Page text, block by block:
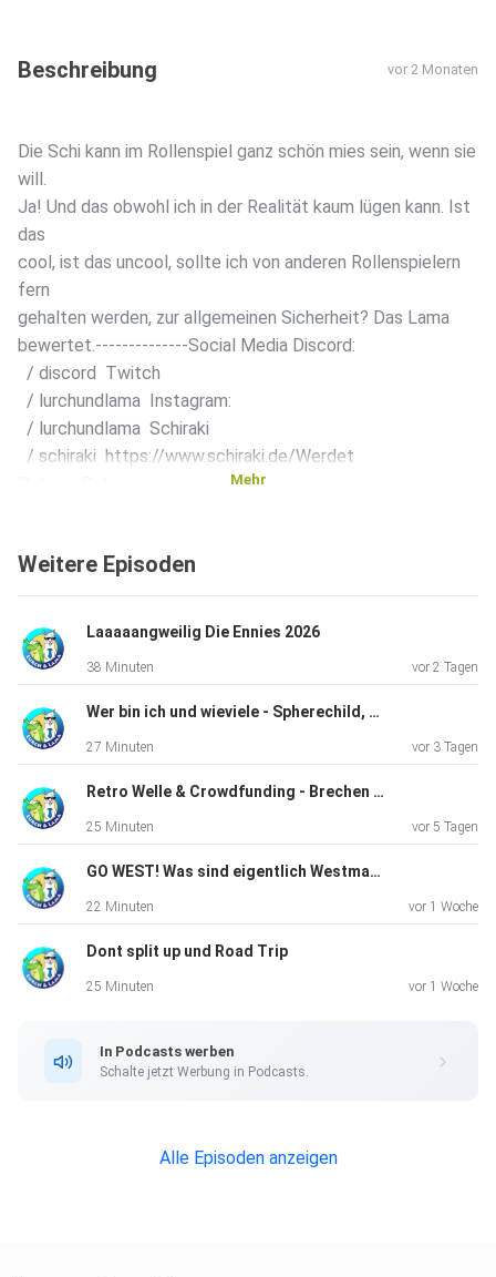
Beschreibung vor 2 Monaten
Die Schi kann im Rollenspiel ganz schön mies sein, wenn sie
will.
Ja! Und das obwohl ich in der Realität kaum lügen kann. Ist
das
cool, ist das uncool, sollte ich von anderen Rollenspielern
fern
gehalten werden, zur allgemeinen Sicherheit? Das Lama
bewertet.--------------Social Media Discord:
/ discord Twitch
/ lurchundlama Instagram:
/ lurchundlama Schiraki
/ schiraki https://www.schiraki.de/Werdet
Shop: https://lurchundlama.de/
Mehr
Weitere Episoden
Laaaaangweilig Die Ennies 2026
38 Minuten vor 2 Tagen
Wer bin ich und wieviele - Spherechild, ein Rollenspiel mit Community Input
27 Minuten vor 3 Tagen
Retro Welle & Crowdfunding - Brechen wir endlich die Konzernmacht?
25 Minuten vor 5 Tagen
GO WEST! Was sind eigentlich Westmarches?
22 Minuten vor 1 Woche
Dont split up und Road Trip
25 Minuten vor 1 Woche
In Podcasts werben
Schalte jetzt Werbung in Podcasts.
Alle Episoden anzeigen